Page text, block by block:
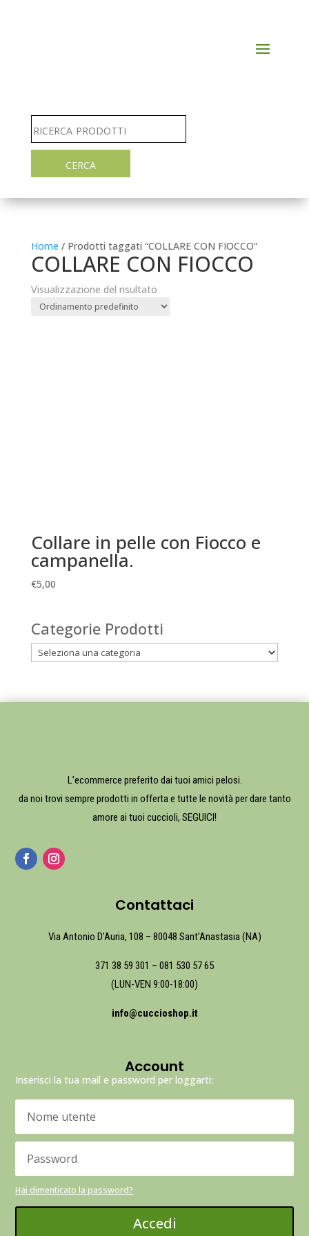
Home / Prodotti taggati “COLLARE CON FIOCCO”
COLLARE CON FIOCCO
Visualizzazione del risultato
Collare in pelle con Fiocco e
campanella.
€5,00
Categorie Prodotti
L’ecommerce preferito dai tuoi amici pelosi.
da noi trovi sempre prodotti in offerta e tutte le novità per dare tanto
amore ai tuoi cuccioli, SEGUICI!
Contattaci
Via Antonio D’Auria, 108 – 80048 Sant’Anastasia (NA)
371 38 59 301 – 081 530 57 65
(LUN-VEN 9:00-18:00)
info@cuccioshop.it
Account
Inserisci la tua mail e password per loggarti:
Hai dimenticato la password?
Accedi